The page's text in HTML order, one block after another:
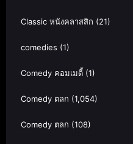
Classic หนังคลาสสิก (21)
comedies (1)
Comedy คอมเมดี้ (1)
Comedy ตลก (1,054)
Comedy ตลก (108)